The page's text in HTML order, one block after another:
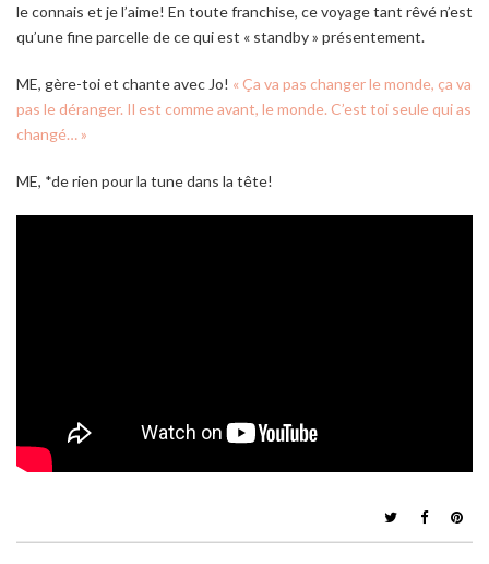
le connais et je l’aime! En toute franchise, ce voyage tant rêvé n’est
qu’une fine parcelle de ce qui est « standby » présentement.
ME, gère-toi et chante avec Jo! « Ça va pas changer le monde, ça va
pas le déranger. Il est comme avant, le monde. C’est toi seule qui as
changé… »
ME, *de rien pour la tune dans la tête!